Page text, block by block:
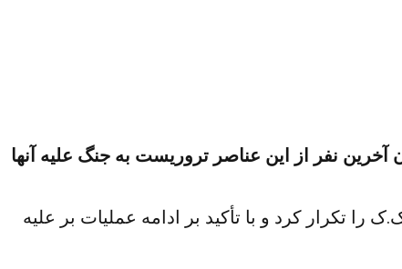
نفر از این عناصر تروریست به جنگ علیه آنها
تکرار کرد و با تأکید بر ادامه عملیات بر علیه